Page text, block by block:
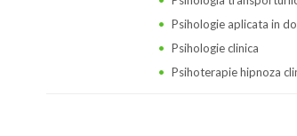
Psihologie aplicata in
Psihologie clinica
Psihoterapie hipnoza